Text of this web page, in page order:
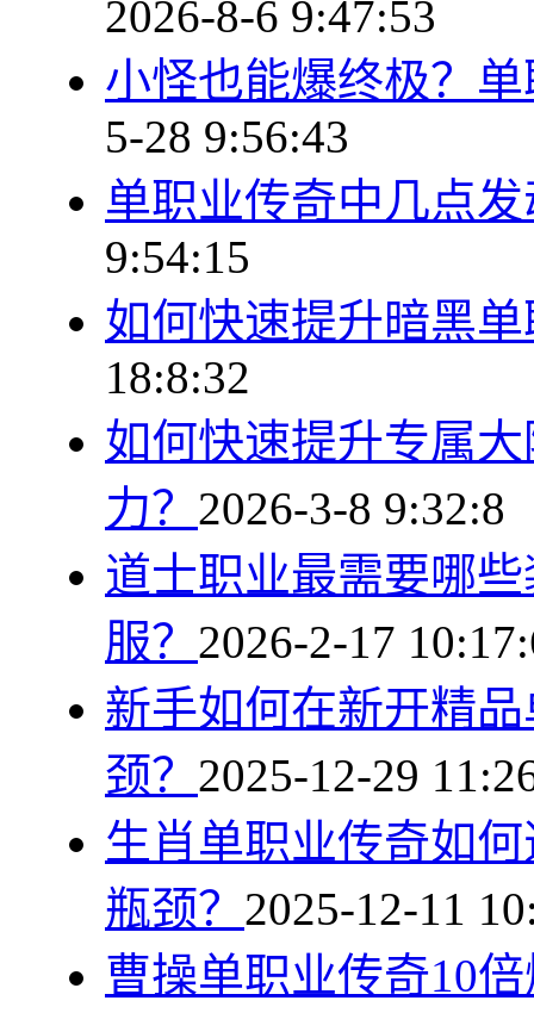
2026-8-6 9:47:53
小怪也能爆终极？
5-28 9:56:43
单职业传奇中几点
9:54:15
如何快速提升暗黑
18:8:32
如何快速提升专属
力？ 2026-3-8 9:32:8
道士职业最需要哪
服？ 2026-2-17
新手如何在新开精
颈？ 2025-12-29
生肖单职业传奇如
瓶颈？ 2025-12-11
曹操单职业传奇10